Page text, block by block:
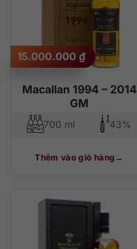
Macallan 1994 – 2014
GM
15.000.000 ₫
700 ml 43%
Thêm vào giỏ hàng